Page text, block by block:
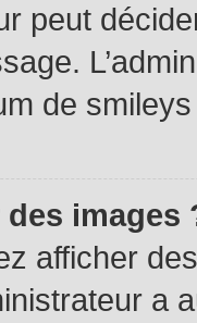
peut
de
images
afficher
a